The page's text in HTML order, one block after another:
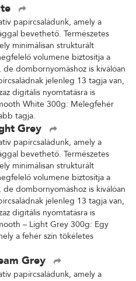
papírcsaládunk, amely a
bevethető. Természetes
minimálisan strukturált
volumene biztosítja a
dombornyomáshoz is kiválóan
jelenleg 13 tagja van,
digitális nyomtatásra is
White 300g: Melegfehér
tagja.
Grey
papírcsaládunk, amely a
bevethető. Természetes
minimálisan strukturált
volumene biztosítja a
dombornyomáshoz is kiválóan
jelenleg 13 tagja van,
digitális nyomtatásra is
– Light Grey 300g: Egy
a fehér szín tökéletes
Grey
papírcsaládunk, amely a